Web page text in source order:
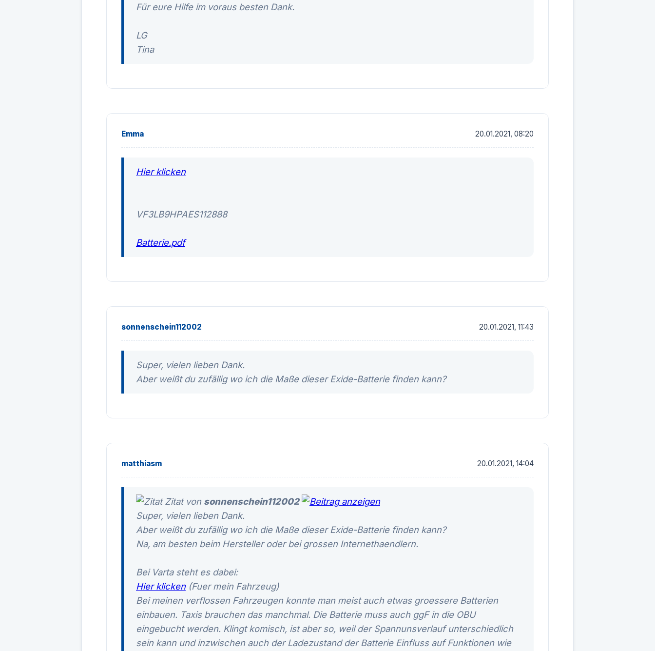
Für eure Hilfe im voraus besten Dank.
LG
Tina
Emma 20.01.2021, 08:20
Hier klicken
VF3LB9HPAES112888
Batterie.pdf
sonnenschein112002 20.01.2021, 11:43
Super, vielen lieben Dank.
Aber weißt du zufällig wo ich die Maße dieser Exide-Batterie finden kann?
matthiasm 20.01.2021, 14:04
Zitat von sonnenschein112002
Super, vielen lieben Dank.
Aber weißt du zufällig wo ich die Maße dieser Exide-Batterie finden kann?
Na, am besten beim Hersteller oder bei grossen Internethaendlern.
Bei Varta steht es dabei:
Hier klicken(Fuer mein Fahrzeug)
Bei meinen verflossen Fahrzeugen konnte man meist auch etwas groessere Batterien
einbauen. Taxis brauchen das manchmal. Die Batterie muss auch ggF in die OBU
eingebucht werden. Klingt komisch, ist aber so, weil der Spannunsverlauf unterschiedlich
sein kann und inzwischen auch der Ladezustand der Batterie Einfluss auf Funktionen wie